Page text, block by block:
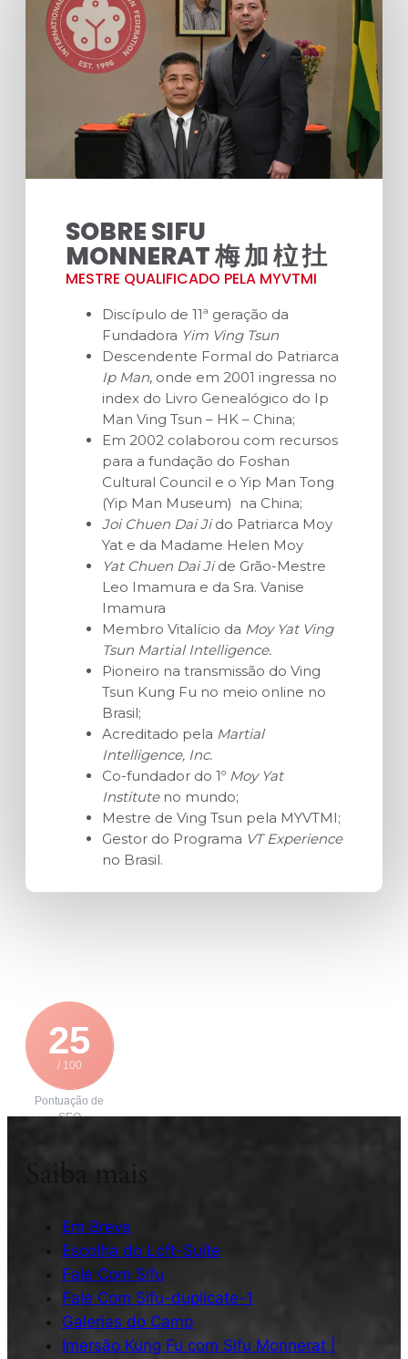
SOBRE SIFU
MONNERAT 梅 加 柆 扗
MESTRE QUALIFICADO PELA MYVTMI
Discípulo de 11ª geração da
Fundadora Yim Ving Tsun
Descendente Formal do Patriarca
Ip Man, onde em 2001 ingressa no
index do Livro Genealógico do Ip
Man Ving Tsun – HK – China;
Em 2002 colaborou com recursos
para a fundação do Foshan
Cultural Council e o Yip Man Tong
(Yip Man Museum) na China;
Joi Chuen Dai Jido Patriarca Moy
Yat e da Madame Helen Moy
Yat Chuen Dai Jide Grão-Mestre
Leo Imamura e da Sra. Vanise
Imamura
Membro Vitalício da Moy Yat Ving
Tsun Martial Intelligence.
Pioneiro na transmissão do Ving
Tsun Kung Fu no meio online no
Brasil;
Acreditado pela Martial
Intelligence, Inc.
Co-fundador do 1º Moy Yat
Instituteno mundo;
Mestre de Ving Tsun pela MYVTMI;
Gestor do Programa VT Experience
no Brasil.
25
/ 100
Pontuação de
SEO
Saiba mais
Em Breve
Escolha do Loft-Suíte
Fale Com Sifu
Fale Com Sifu-duplicate-1
Galerias do Camp
Imersão Kung Fu com Sifu Monnerat |